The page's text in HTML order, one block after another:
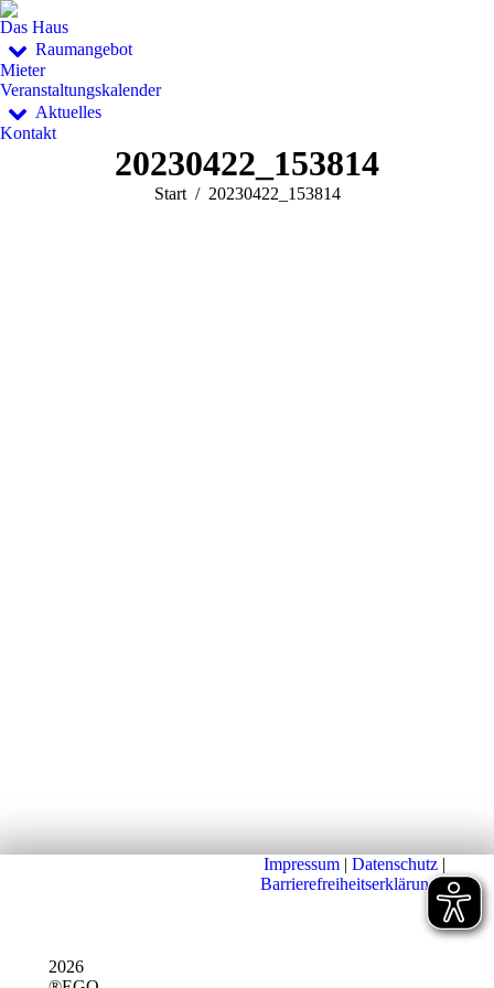
Das Haus
Raumangebot
Mieter
Veranstaltungskalender
Aktuelles
Kontakt
20230422_153814
Sie befinden sich hier:
Start 20230422_153814
2026
Impressum | Datenschutz |
Barrierefreiheitserklärung|